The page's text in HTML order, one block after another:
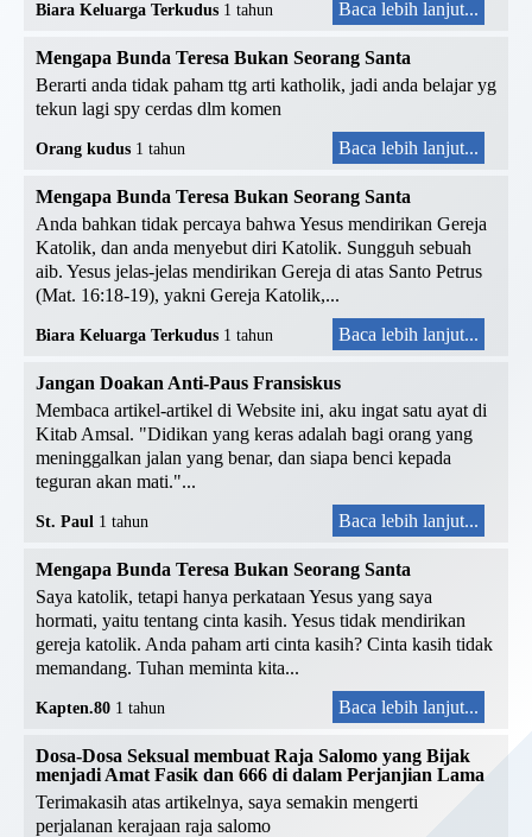
Biara Keluarga Terkudus 1 tahun Baca lebih lanjut...
Mengapa Bunda Teresa Bukan Seorang Santa
Berarti anda tidak paham ttg arti katholik, jadi anda belajar yg
tekun lagi spy cerdas dlm komen
Orang kudus 1 tahun Baca lebih lanjut...
Mengapa Bunda Teresa Bukan Seorang Santa
Anda bahkan tidak percaya bahwa Yesus mendirikan Gereja
Katolik, dan anda menyebut diri Katolik. Sungguh sebuah
aib. Yesus jelas-jelas mendirikan Gereja di atas Santo Petrus
(Mat. 16:18-19), yakni Gereja Katolik,...
Biara Keluarga Terkudus 1 tahun Baca lebih lanjut...
Jangan Doakan Anti-Paus Fransiskus
Membaca artikel-artikel di Website ini, aku ingat satu ayat di
Kitab Amsal. "Didikan yang keras adalah bagi orang yang
meninggalkan jalan yang benar, dan siapa benci kepada
teguran akan mati."...
St. Paul 1 tahun Baca lebih lanjut...
Mengapa Bunda Teresa Bukan Seorang Santa
Saya katolik, tetapi hanya perkataan Yesus yang saya
hormati, yaitu tentang cinta kasih. Yesus tidak mendirikan
gereja katolik. Anda paham arti cinta kasih? Cinta kasih tidak
memandang. Tuhan meminta kita...
Kapten.80 1 tahun Baca lebih lanjut...
Dosa-Dosa Seksual membuat Raja Salomo yang Bijak
menjadi Amat Fasik dan 666 di dalam Perjanjian Lama
Terimakasih atas artikelnya, saya semakin mengerti
perjalanan kerajaan raja salomo